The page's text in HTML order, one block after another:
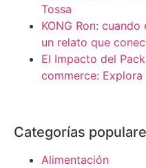
Tossa
KONG Ron:
un relato que
El Impacto del
commerce:
Categorías
Alimentación